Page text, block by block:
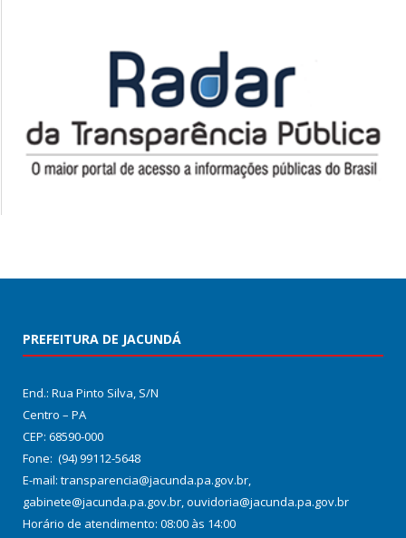
PREFEITURA DE JACUNDÁ
End.: Rua Pinto Silva, S/N
Centro – PA
CEP: 68590-000
Fone: (94) 99112-5648
E-mail: transparencia@jacunda.pa.gov.br,
gabinete@jacunda.pa.gov.br, ouvidoria@jacunda.pa.gov.br
Horário de atendimento: 08:00 às 14:00